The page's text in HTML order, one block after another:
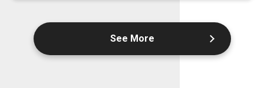
See More